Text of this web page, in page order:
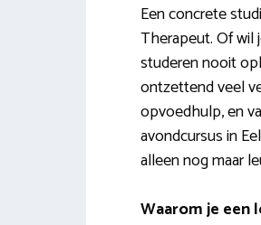
Een concrete
Therapeut. Of wil
studeren nooit
ontzettend veel
opvoedhulp, en
avondcursus in
alleen nog maar
Waarom je een